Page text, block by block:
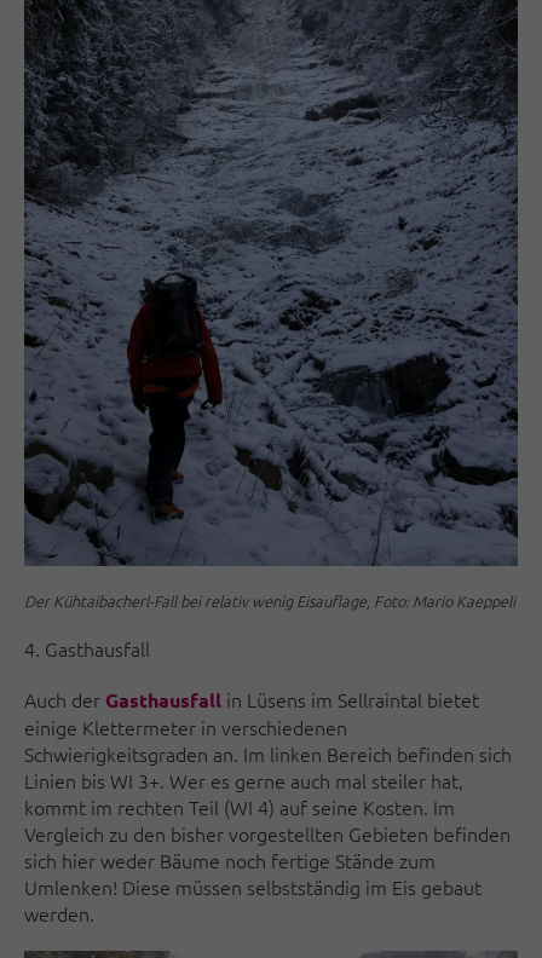
Der Kühtaibacherl-Fall bei relativ wenig Eisauflage, Foto: Mario Kaeppeli
4. Gasthausfall
Auch der Gasthausfall in Lüsens im Sellraintal bietet
einige Klettermeter in verschiedenen
Schwierigkeitsgraden an. Im linken Bereich befinden sich
Linien bis WI 3+. Wer es gerne auch mal steiler hat,
kommt im rechten Teil (WI 4) auf seine Kosten. Im
Vergleich zu den bisher vorgestellten Gebieten befinden
sich hier weder Bäume noch fertige Stände zum
Umlenken! Diese müssen selbstständig im Eis gebaut
werden.